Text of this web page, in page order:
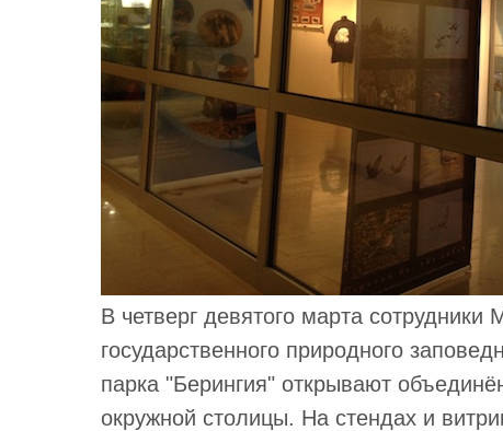
В четверг девятого марта
государственного природного
парка "Берингия" открывают
окружной столицы. На стендах и